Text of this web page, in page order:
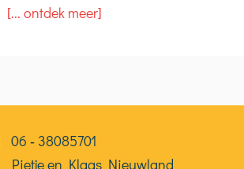
[... ontdek meer]
06⁠⁠ ‑ 38085701
en Klaas Nieuwland